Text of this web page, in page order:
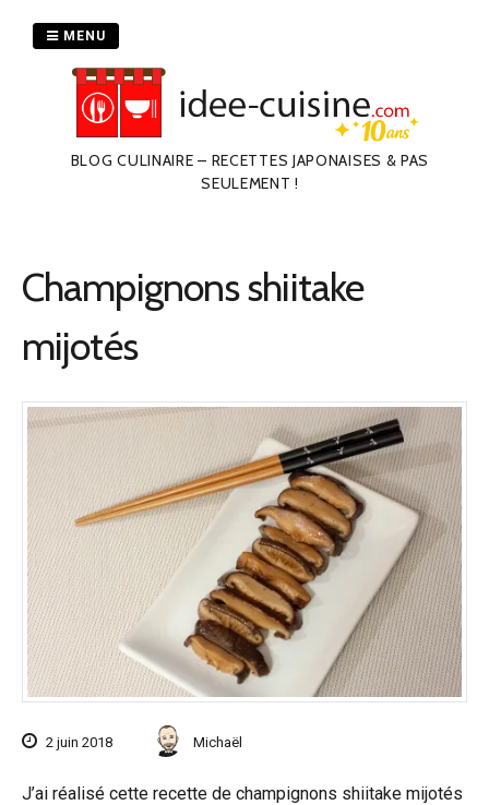
BLOG CULINAIRE – RECETTES JAPONAISES & PAS
SEULEMENT !
MENU
Champignons shiitake
mijotés
2 juin 2018 Michaël
J’ai réalisé cette recette de champignons shiitake mijotés